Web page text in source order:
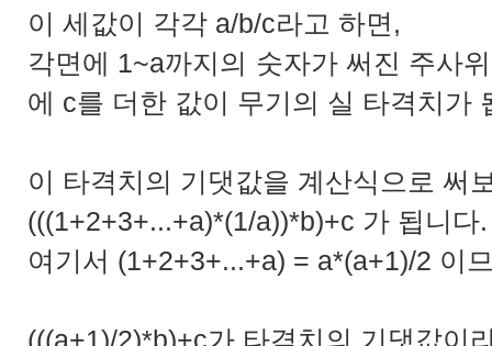
이 세값이 각각 a/b/c라고 하면,
각면에 1~a까지의 숫자가 써진 주사
에 c를 더한 값이 무기의 실 타격치가
이 타격치의 기댓값을 계산식으로 써
(((1+2+3+...+a)*(1/a))*b)+c 가 됩니다.
여기서 (1+2+3+...+a) = a*(a+1)/2 이
(((a+1)/2)*b)+c가 타격치의 기댓값이